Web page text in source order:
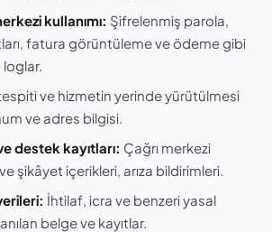
kullanımı: Şifrelenmiş parola,
fatura görüntüleme ve ödeme gibi
loglar.
ve hizmetin yerinde yürütülmesi
ve adres bilgisi.
destek kayıtları: Çağrı merkezi
şikâyet içerikleri, arıza bildirimleri.
İhtilaf, icra ve benzeri yasal
belge ve kayıtlar.